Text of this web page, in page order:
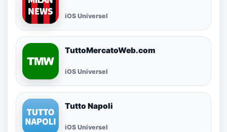
iOS Universel
TuttoMercatoWeb.com
iOS Universel
Tutto Napoli
iOS Universel